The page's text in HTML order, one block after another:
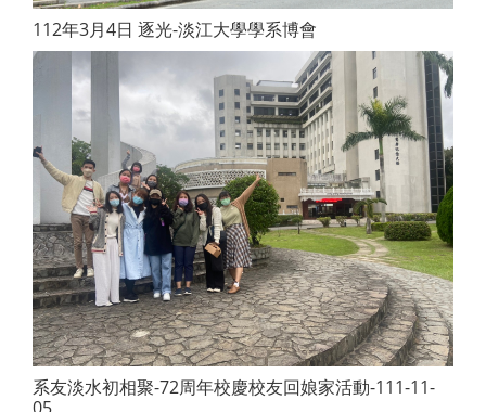
112年3月4日 逐光-淡江大學學系博會
系友淡水初相聚-72周年校慶校友回娘家活動-111-11-
05